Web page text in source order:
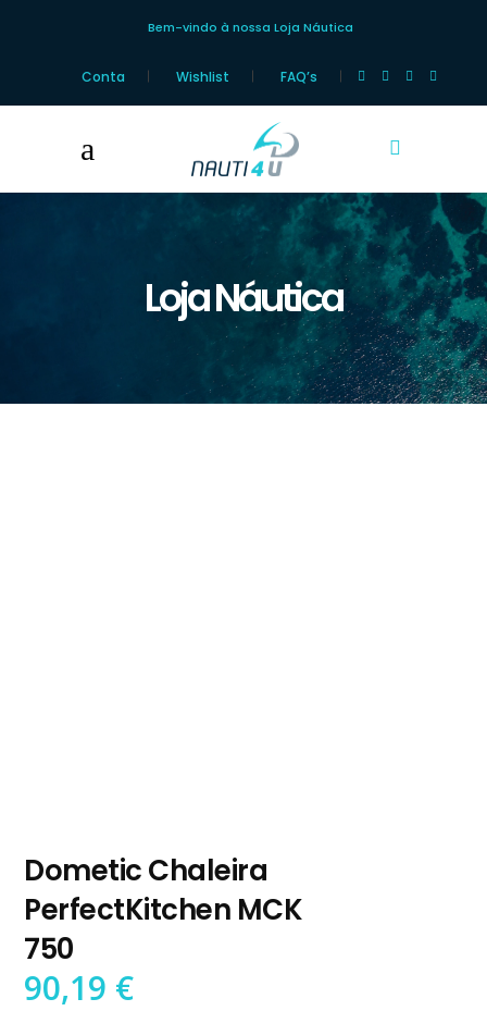
Bem-vindo à nossa Loja Náutica
Conta Wishlist FAQ’s
Loja Náutica
Dometic Chaleira
PerfectKitchen MCK
750
90,19 €